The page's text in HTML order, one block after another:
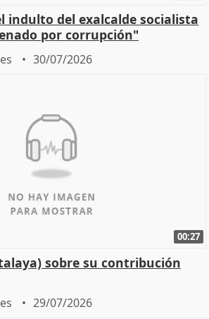
indulto del exalcalde socialista
por corrupción"
30/07/2026
00:27
sobre su contribución
29/07/2026